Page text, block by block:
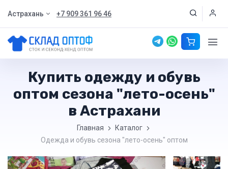
Астрахань +7 909 361 96 46
Купить одежду и обувь
оптом сезона "лето-осень"
в Астрахани
Главная
Каталог
Одежда и обувь сезона "лето-осень" оптом